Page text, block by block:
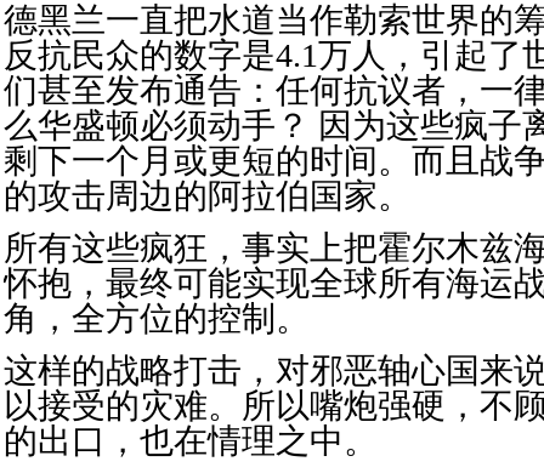
德黑兰一直把水道当作勒索世界的
反抗民众的数字是4.1万人，引起了
们甚至发布通告：任何抗议者，一
么华盛顿必须动手？ 因为这些疯子
剩下一个月或更短的时间。而且战
的攻击周边的阿拉伯国家。
所有这些疯狂，事实上把霍尔木兹
怀抱，最终可能实现全球所有海运
角，全方位的控制。
这样的战略打击，对邪恶轴心国来
以接受的灾难。所以嘴炮强硬，不
的出口，也在情理之中。